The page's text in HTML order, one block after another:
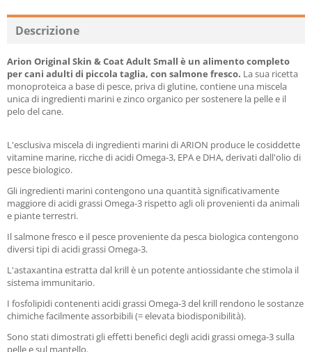
Descrizione
Arion Original Skin & Coat Adult Small è un alimento completo
per cani adulti di piccola taglia, con salmone fresco. La sua ricetta
monoproteica a base di pesce, priva di glutine, contiene una miscela
unica di ingredienti marini e zinco organico per sostenere la pelle e il
pelo del cane.
L'esclusiva miscela di ingredienti marini di ARION produce le cosiddette
vitamine marine, ricche di acidi Omega-3, EPA e DHA, derivati dall'olio di
pesce biologico.
Gli ingredienti marini contengono una quantità significativamente
maggiore di acidi grassi Omega-3 rispetto agli oli provenienti da animali
e piante terrestri.
Il salmone fresco e il pesce proveniente da pesca biologica contengono
diversi tipi di acidi grassi Omega-3.
L'astaxantina estratta dal krill è un potente antiossidante che stimola il
sistema immunitario.
I fosfolipidi contenenti acidi grassi Omega-3 del krill rendono le sostanze
chimiche facilmente assorbibili (= elevata biodisponibilità).
Sono stati dimostrati gli effetti benefici degli acidi grassi omega-3 sulla
pelle e sul mantello.